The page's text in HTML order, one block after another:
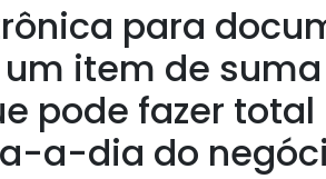
para
item de suma
pode fazer total
a-dia do